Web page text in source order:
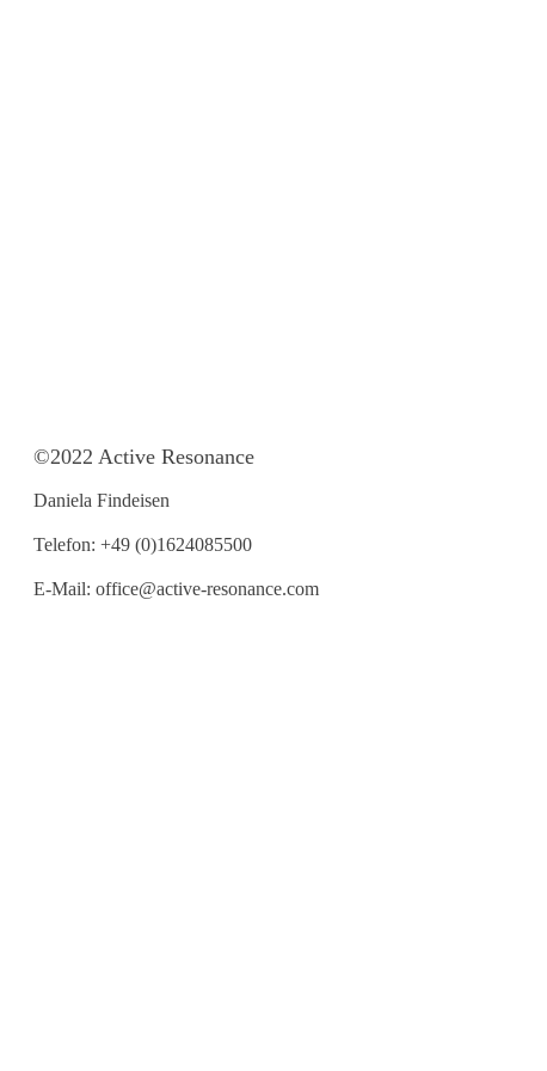
©2022 Active Resonance
Daniela Findeisen
Telefon: +49 (0)1624085500
E-Mail: office@active-resonance.com